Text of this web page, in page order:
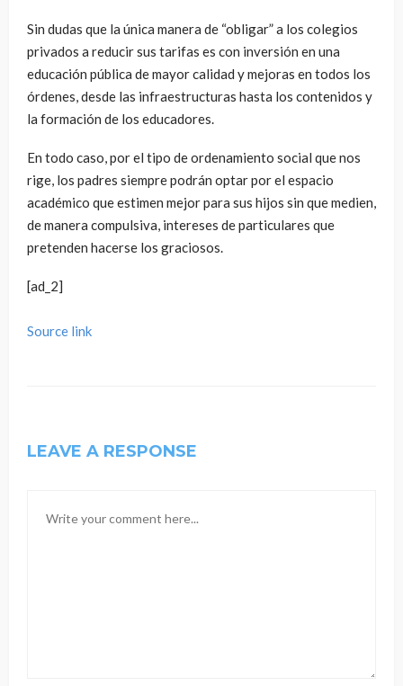
Sin dudas que la única manera de “obligar” a los colegios
privados a reducir sus tarifas es con inversión en una
educación pública de mayor calidad y mejoras en todos los
órdenes, desde las infraestructuras hasta los contenidos y
la formación de los educadores.
En todo caso, por el tipo de ordenamiento social que nos
rige, los padres siempre podrán optar por el espacio
académico que estimen mejor para sus hijos sin que medien,
de manera compulsiva, intereses de particulares que
pretenden hacerse los graciosos.
[ad_2]
Source link
LEAVE A RESPONSE